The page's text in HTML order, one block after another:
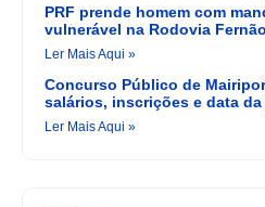
PRF prende homem com
vulnerável na Rodovia
Ler Mais Aqui »
Concurso Público de
salários, inscrições e data
Ler Mais Aqui »